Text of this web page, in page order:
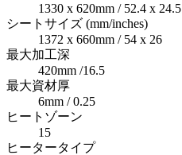
1330 x 620mm / 52.4 x 24.5
シートサイズ (mm/inches)
1372 x 660mm / 54 x 26
最大加工深
420mm /16.5
最大資材厚
6mm / 0.25
ヒートゾーン
15
ヒータータイプ